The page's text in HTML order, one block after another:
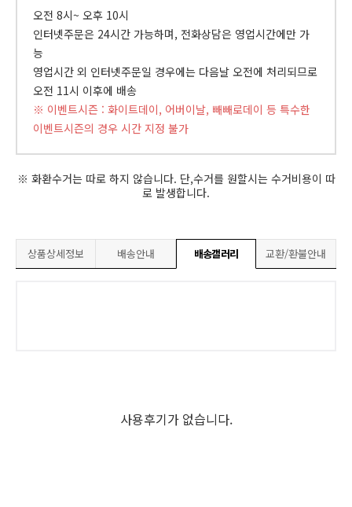
오전 8시~ 오후 10시
인터넷주문은 24시간 가능하며, 전화상담은 영업시간에만 가
능
영업시간 외 인터넷주문일 경우에는 다음날 오전에 처리되므로
오전 11시 이후에 배송
※ 이벤트시즌 : 화이트데이, 어버이날, 빼빼로데이 등 특수한
이벤트시즌의 경우 시간 지정 불가
※ 화환수거는 따로 하지 않습니다. 단,수거를 원할시는 수거비용이 따
로 발생합니다.
상품상세정보 배송안내 배송갤러리 교환/환불안내
사용후기가 없습니다.